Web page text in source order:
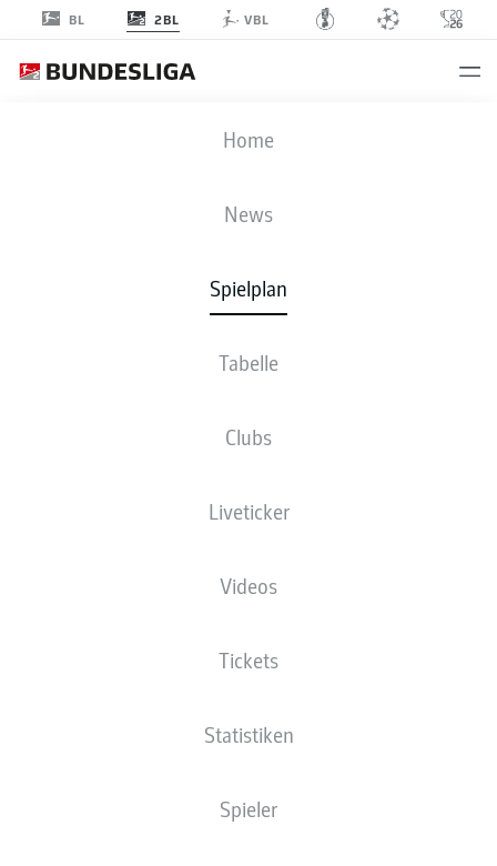
BL 2BL VBL
Home
News
Spielplan
Tabelle
Clubs
Liveticker
Videos
Tickets
Statistiken
Spieler
SGF
1 5
AUFSTELLUNGEN